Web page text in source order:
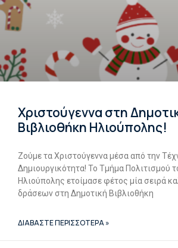
Χριστούγεννα στη
Βιβλιοθήκη Ηλιούπολης!
Ζούμε τα Χριστούγεννα μέσα από την
Δημιουργικότητα! Το Τμήμα Πολιτισμού
Ηλιούπολης ετοίμασε φέτος μία σειρά
δράσεων στη Δημοτική Βιβλιοθήκη
ΔΙΑΒΑΣΤΕ ΠΕΡΙΣΣΟΤΕΡΑ »